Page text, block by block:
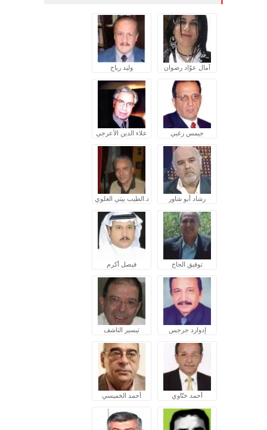
آمال عوّاد رضوان وليد رباح
جيمس زغبي علاء الدين الأعرجي
رشاد أبو شاور د.الطيب بيتي العلوي
توفيق الحاج فيصل أكرم
إدوارد جرجس تيسير الناشف
أحمد ختّاوي أحمد الخميسي